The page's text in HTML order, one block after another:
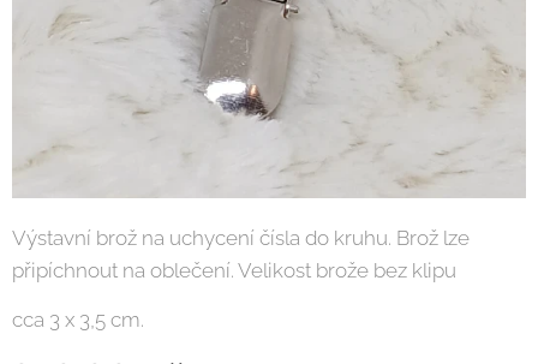
Výstavní brož na uchycení čísla do kruhu. Brož lze
připíchnout na oblečení. Velikost brože bez klipu
cca 3 x 3,5 cm.